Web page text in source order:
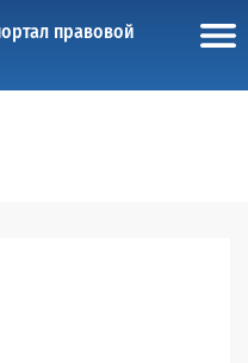
правовой